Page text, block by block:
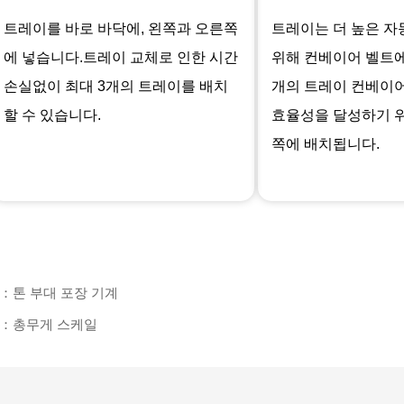
트레이를 바로 바닥에, 왼쪽과 오른쪽
에 넣습니다.트레이 교체로 인한 시간
손실없이 최대 3개의 트레이를 배치
할 수 있습니다.
트레이는 더 높은
위해 컨베이어 벨트
개의 트레이 컨베이
효율성을 달성하기
쪽에 배치됩니다.
톤 부대 포장 기계
총무게 스케일